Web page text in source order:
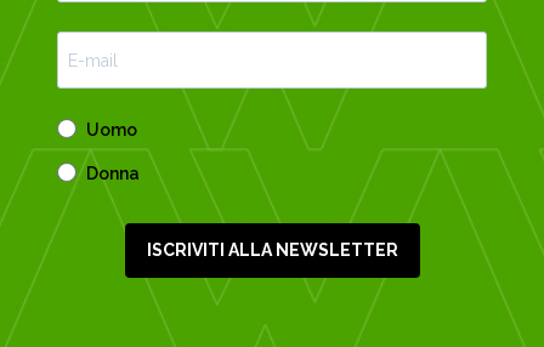
Uomo
Donna
ISCRIVITI ALLA NEWSLETTER